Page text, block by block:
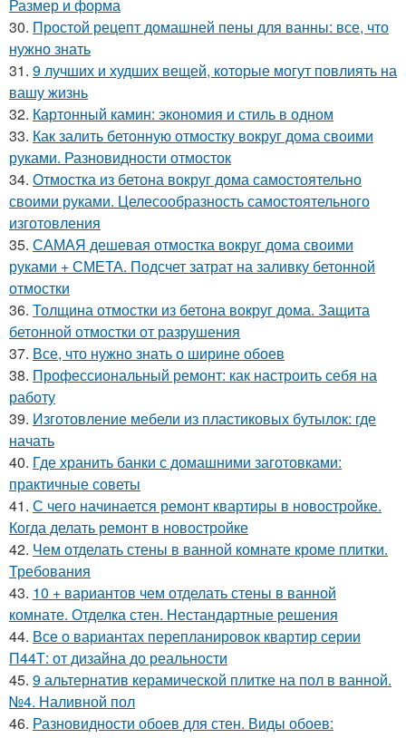
Размер и форма
30. Простой рецепт домашней пены для ванны: все, что
нужно знать
31. 9 лучших и худших вещей, которые могут повлиять на
вашу жизнь
32. Картонный камин: экономия и стиль в одном
33. Как залить бетонную отмостку вокруг дома своими
руками. Разновидности отмосток
34. Отмостка из бетона вокруг дома самостоятельно
своими руками. Целесообразность самостоятельного
изготовления
35. САМАЯ дешевая отмостка вокруг дома своими
руками + СМЕТА. Подсчет затрат на заливку бетонной
отмостки
36. Толщина отмостки из бетона вокруг дома. Защита
бетонной отмостки от разрушения
37. Все, что нужно знать о ширине обоев
38. Профессиональный ремонт: как настроить себя на
работу
39. Изготовление мебели из пластиковых бутылок: где
начать
40. Где хранить банки с домашними заготовками:
практичные советы
41. С чего начинается ремонт квартиры в новостройке.
Когда делать ремонт в новостройке
42. Чем отделать стены в ванной комнате кроме плитки.
Требования
43. 10 + вариантов чем отделать стены в ванной
комнате. Отделка стен. Нестандартные решения
44. Все о вариантах перепланировок квартир серии
П44Т: от дизайна до реальности
45. 9 альтернатив керамической плитке на пол в ванной.
№4. Наливной пол
46. Разновидности обоев для стен. Виды обоев: